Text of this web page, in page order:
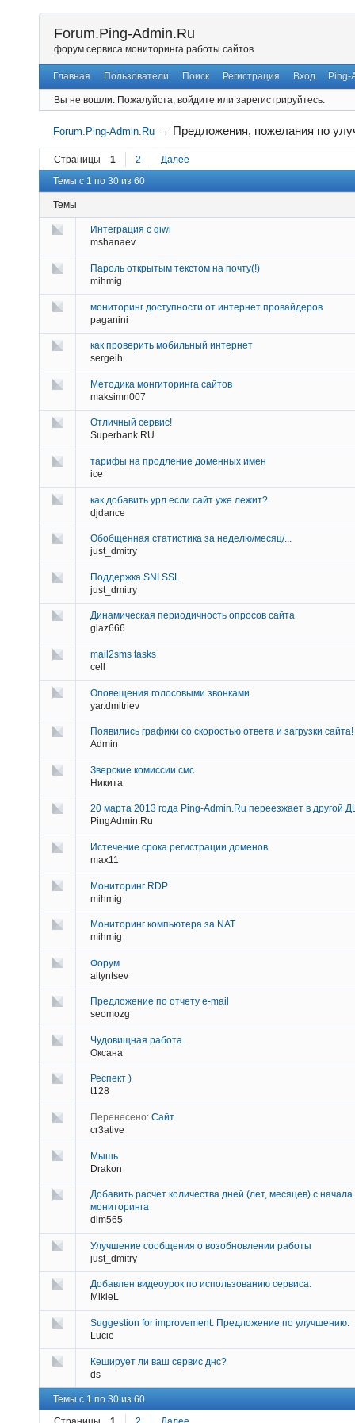
Forum.Ping-Admin.Ru
форум сервиса мониторинга работы сайтов
Главная Пользователи Поиск Регистрация Вход Ping-
Вы не вошли. Пожалуйста, войдите или зарегистрируйтесь.
Forum.Ping-Admin.Ru → Предложения, пожелания по
Страницы 1 2
Далее
Темы с 1 по 30 из 60
Темы
Интеграция с qiwi
mshanaev
Пароль открытым текстом на почту(!)
mihmig
мониторинг доступности от интернет провайдеров
paganini
как проверить мобильный интернет
sergeih
Методика монгиторинга сайтов
maksimn007
Отличный сервис!
Superbank.RU
тарифы на продление доменных имен
ice
как добавить урл если сайт уже лежит?
djdance
Обобщенная статистика за неделю/месяц/...
just_dmitry
Поддержка SNI SSL
just_dmitry
Динамическая периодичность опросов сайта
glaz666
mail2sms tasks
cell
Оповещения голосовыми звонками
yar.dmitriev
Появились графики со скоростью ответа и загрузки сайта!
Admin
Зверские комиссии смс
Никита
20 марта 2013 года Ping-Admin.Ru переезжает в другой
PingAdmin.Ru
Истечение срока регистрации доменов
max11
Мониторинг RDP
mihmig
Мониторинг компьютера за NAT
mihmig
Форум
altyntsev
Предложение по отчету e-mail
seomozg
Чудовищная работа.
Оксана
Респект )
t128
Перенесено: Сайт
cr3ative
Мышь
Drakon
Добавить расчет количества дней (лет, месяцев) с начала
мониторинга
dim565
Улучшение сообщения о возобновлении работы
just_dmitry
Добавлен видеоурок по использованию сервиса.
MikleL
Suggestion for improvement. Предложение по улучшению.
Lucie
Кеширует ли ваш сервис днс?
ds
Темы с 1 по 30 из 60